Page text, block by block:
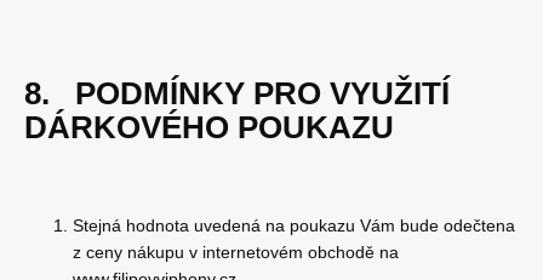
8. PODMÍNKY PRO VYUŽITÍ
DÁRKOVÉHO POUKAZU
Stejná hodnota uvedená na poukazu Vám bude odečtena
z ceny nákupu v internetovém obchodě na